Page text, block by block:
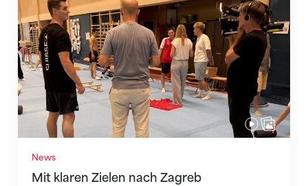
News
Mit klaren Zielen nach Zagreb